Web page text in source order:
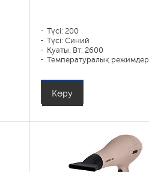
Түсі: 200
Түсі: Синий
Қуаты, Вт: 2600
Температуралық режимдер
Көру